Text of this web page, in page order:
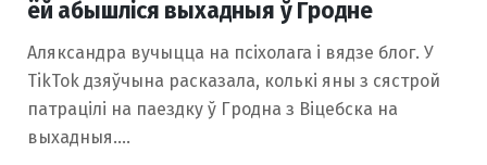
ёй абышліся выхадныя ў Гродне
Аляксандра вучыцца на псіхолага і вядзе блог. У
TikTok дзяўчына расказала, колькі яны з сястрой
патрацілі на паездку ў Гродна з Віцебска на
выхадныя.…